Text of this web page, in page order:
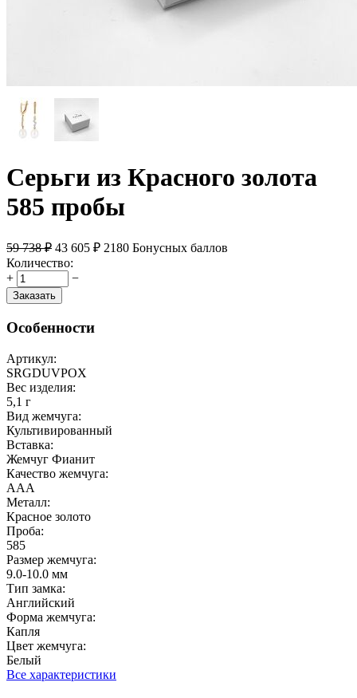
Серьги из Красного золота
585 пробы
59 738 ₽ 43 605 ₽ 2180 Бонусных баллов
Количество:
+
−
Заказать
Особенности
Артикул:
SRGDUVPOX
Вес изделия:
5,1 г
Вид жемчуга:
Культивированный
Вставка:
Жемчуг Фианит
Качество жемчуга:
ААА
Металл:
Красное золото
Проба:
585
Размер жемчуга:
9.0-10.0 мм
Тип замка:
Английский
Форма жемчуга:
Капля
Цвет жемчуга:
Белый
Все характеристики